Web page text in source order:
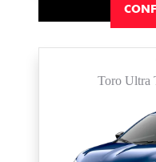
Toro Ultra